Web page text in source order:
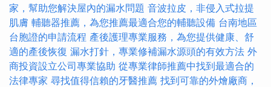
家，幫助您解決屋內的漏水問題 音波拉皮，非侵入式拉提
肌膚 輔聽器推薦，為您推薦最適合您的輔聽設備 台南地區
台胞證的申請流程 產後護理專業服務，為您提供健康、舒
適的產後恢復 漏水打針，專業修補漏水源頭的有效方法 外
商投資設立公司專業協助 從專業律師推薦中找到最適合的
法律專家 尋找值得信賴的牙醫推薦 找到可靠的外燴廠商，